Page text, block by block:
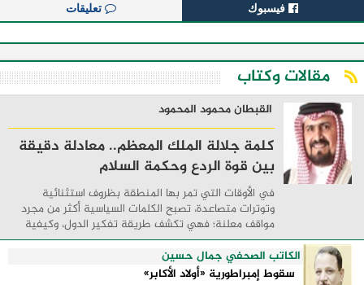
فيسبوك تعليقات
مقالات وكتاب
القبطان محمود المحمود
كلمة جلالة الملك المعظم.. معادلة دقيقة
بين قوة الردع وحكمة السلام
في الأوقات التي تمر بها المنطقة بظروف استثنائية
وتوترات متصاعدة، تصبح الكلمات السياسية أكثر من مجرد
مواقف معلنة؛ فهي تكشف طريقة تفكير الدول، وكيفية
إدارتها للأزمات، والحدود التي تفصل بين القوة ...
الكاتب الصحفي جمال حسين
سقوط إمبراطورية «أولاد الأكابر»